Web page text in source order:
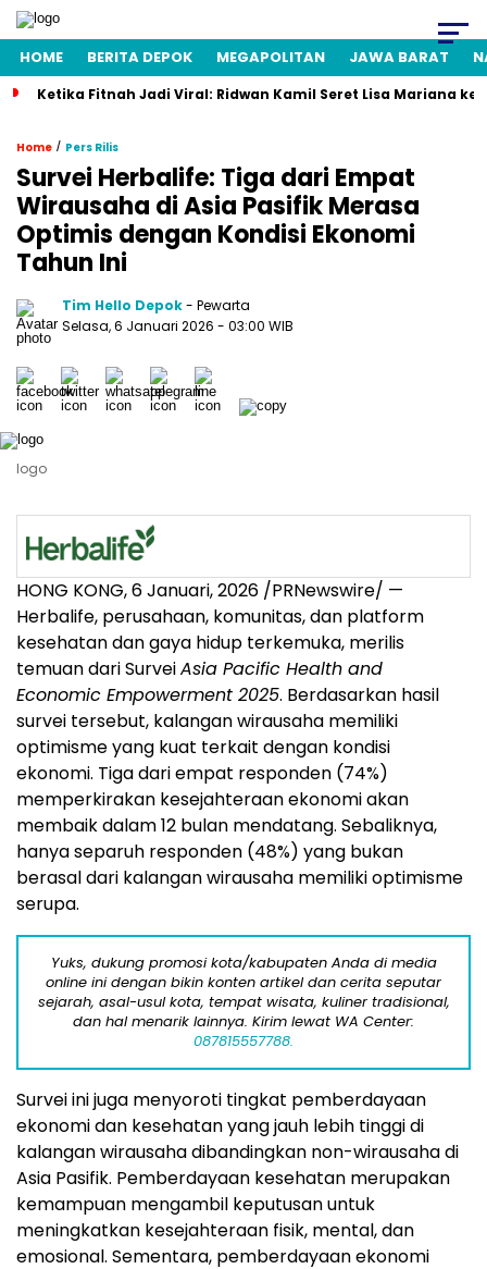
HOME BERITA DEPOK MEGAPOLITAN JAWA BARAT
Ketika Fitnah Jadi Viral: Ridwan Kamil Seret Lisa Mariana ke
Home / Pers Rilis
Survei Herbalife: Tiga dari Empat
Wirausaha di Asia Pasifik Merasa
Optimis dengan Kondisi Ekonomi
Tahun Ini
Tim Hello Depok- Pewarta
Selasa, 6 Januari 2026 - 03:00 WIB
logo
HONG KONG,6 Januari, 2026 /PRNewswire/ —
Herbalife, perusahaan, komunitas, dan platform
kesehatan dan gaya hidup terkemuka, merilis
temuan dari SurveiAsia Pacific Health and
Economic Empowerment 2025. Berdasarkan hasil
survei tersebut, kalangan wirausaha memiliki
optimisme yang kuat terkait dengan kondisi
ekonomi. Tiga dari empat responden (74%)
memperkirakan kesejahteraan ekonomi akan
membaik dalam 12 bulan mendatang. Sebaliknya,
hanya separuh responden (48%) yang bukan
berasal dari kalangan wirausaha memiliki optimisme
serupa.
Yuks, dukung promosi kota/kabupaten Anda di media
online ini dengan bikin konten artikel dan cerita seputar
sejarah, asal-usul kota, tempat wisata, kuliner tradisional,
dan hal menarik lainnya. Kirim lewat WA Center:
087815557788.
Survei ini juga menyoroti tingkat pemberdayaan
ekonomi dan kesehatan yang jauh lebih tinggi di
kalangan wirausaha dibandingkan non-wirausaha di
Asia Pasifik. Pemberdayaan kesehatan merupakan
kemampuan mengambil keputusan untuk
meningkatkan kesejahteraan fisik, mental, dan
emosional. Sementara, pemberdayaan ekonomi